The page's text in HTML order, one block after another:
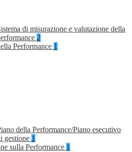
di misurazione e valutazione della
2
Performance 1
della Performance/Piano esecutivo
gestione 1
sulla Performance 1